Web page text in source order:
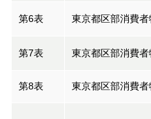
第6表 東京都区部消費
第7表 東京都区部消費
第8表 東京都区部消費